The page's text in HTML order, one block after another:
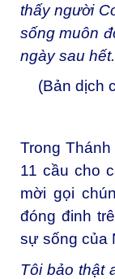
thấy người
sống muôn
ngày sau
(Bản dịch
Trong
11 cầu cho
mời gọi
đóng đinh
sự sống của
Tôi bảo thật